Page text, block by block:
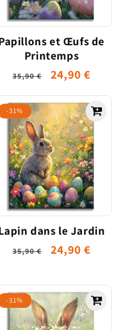
et Œufs de
Printemps
Prix
habituel
35,90 €
Prix
24,90 €
-31%
dans le Jardin
Prix
35,90 €
Prix
24,90 €
-31%